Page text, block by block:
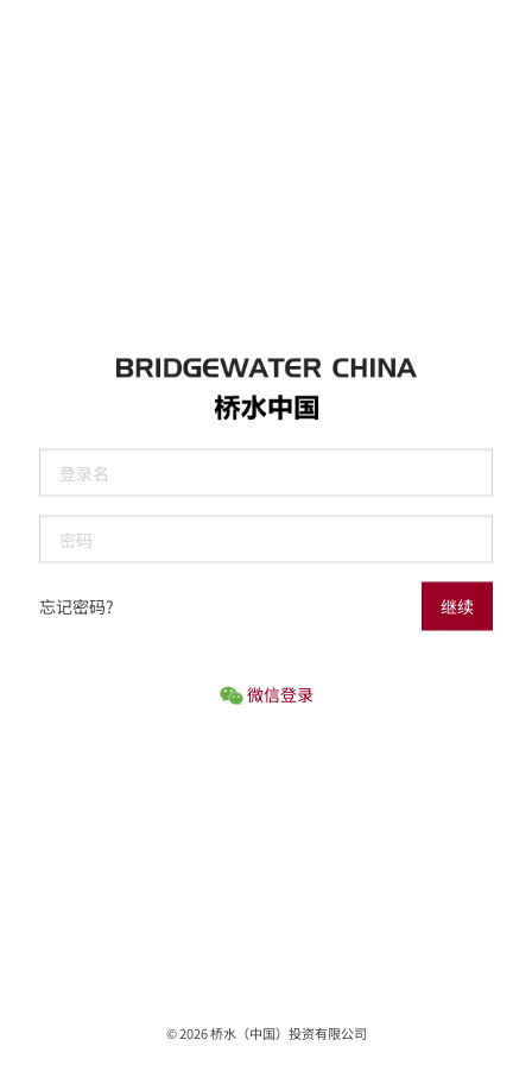
忘记密码? 继续
微信登录
©2026桥水（中国）投资有限公司